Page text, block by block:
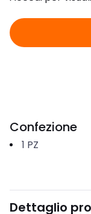
Confezione
1 PZ
Dettaglio